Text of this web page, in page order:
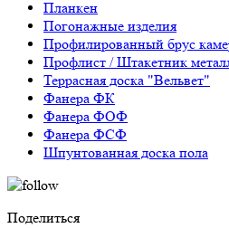
Планкен
Погонажные изделия
Профилированный брус
Профлист / Штакетник
Террасная доска "Вельвет"
Фанера ФК
Фанера ФОФ
Фанера ФСФ
Шпунтованная доска пола
Поделиться